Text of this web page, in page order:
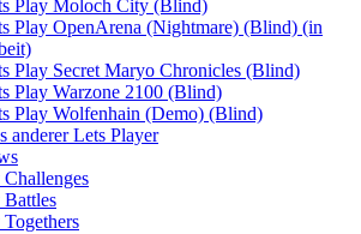
Play Moloch City (Blind)
Play OpenArena (Nightmare) (Blind) (in
Play Secret Maryo Chronicles (Blind)
Play Warzone 2100 (Blind)
Play Wolfenhain (Demo) (Blind)
anderer Lets Player
Battles